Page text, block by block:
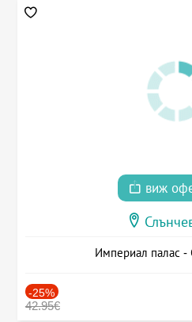
виж
Империал палас -
-25%
42.95€